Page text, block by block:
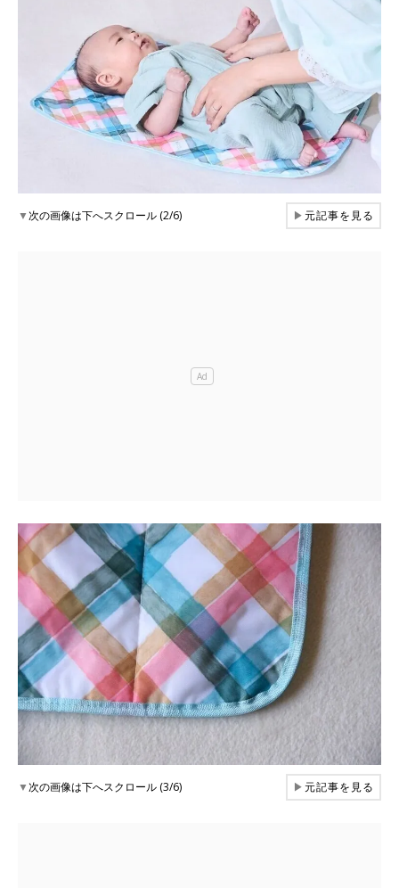
▼次の画像は下へスクロール (2/6) ▶元記事を見る
▼次の画像は下へスクロール (3/6) ▶元記事を見る